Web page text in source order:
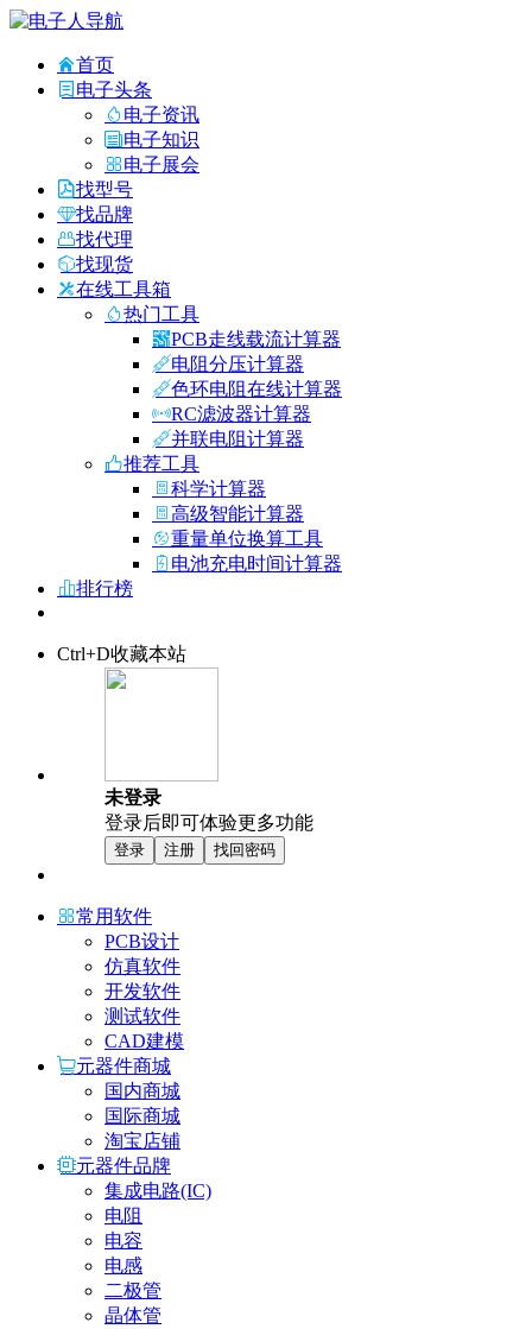
首页
电子头条
电子资讯
电子知识
电子展会
找型号
找品牌
找代理
找现货
在线工具箱
热门工具
PCB走线载流计算器
电阻分压计算器
色环电阻在线计算器
RC滤波器计算器
并联电阻计算器
推荐工具
科学计算器
高级智能计算器
重量单位换算工具
电池充电时间计算器
排行榜
Ctrl+D收藏本站
未登录
登录后即可体验更多功能
登录 注册 找回密码
常用软件
PCB设计
仿真软件
开发软件
测试软件
CAD建模
元器件商城
国内商城
国际商城
淘宝店铺
元器件品牌
集成电路(IC)
电阻
电容
电感
二极管
晶体管